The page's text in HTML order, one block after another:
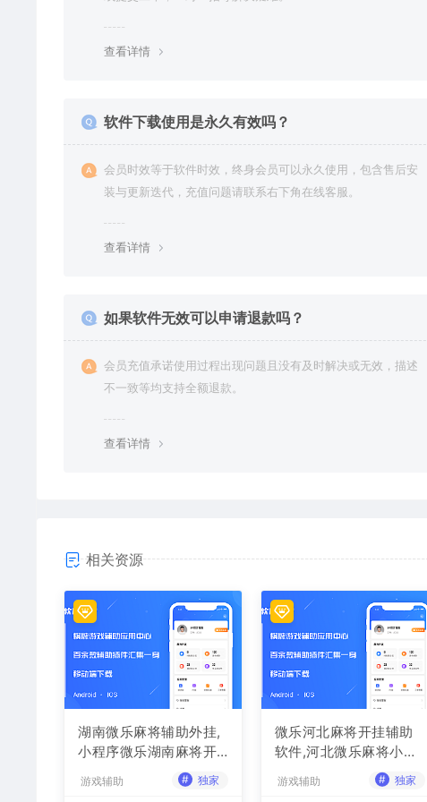
查看详情
软件下载使用是永久有效吗？
会员时效等于软件时效，终身会员可以永久使用，包含售后安
装与更新迭代，充值问题请联系右下角在线客服。
查看详情
如果软件无效可以申请退款吗？
会员充值承诺使用过程出现问题且没有及时解决或无效，描述
不一致等均支持全额退款。
查看详情
相关资源
湖南微乐麻将辅助外挂,
小程序微乐湖南麻将开
游戏辅助 # 独家
微乐河北麻将开挂辅助
软件,河北微乐麻将小程
游戏辅助 # 独家